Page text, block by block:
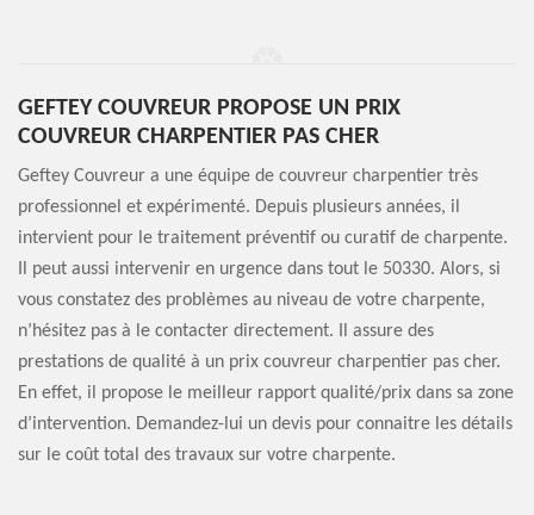
GEFTEY COUVREUR PROPOSE UN PRIX
COUVREUR CHARPENTIER PAS CHER
Geftey Couvreur a une équipe de couvreur charpentier très
professionnel et expérimenté. Depuis plusieurs années, il
intervient pour le traitement préventif ou curatif de charpente.
Il peut aussi intervenir en urgence dans tout le 50330. Alors, si
vous constatez des problèmes au niveau de votre charpente,
n’hésitez pas à le contacter directement. Il assure des
prestations de qualité à un prix couvreur charpentier pas cher.
En effet, il propose le meilleur rapport qualité/prix dans sa zone
d’intervention. Demandez-lui un devis pour connaitre les détails
sur le coût total des travaux sur votre charpente.